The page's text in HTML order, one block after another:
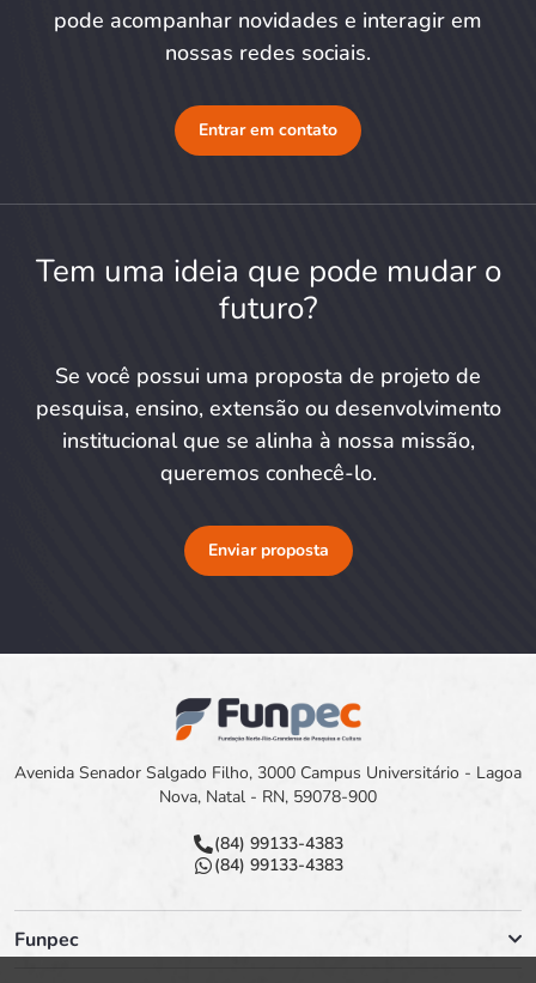
pode acompanhar novidades e interagir em
nossas redes sociais.
Entrar em contato
Tem uma ideia que pode mudar o
futuro?
Se você possui uma proposta de projeto de
pesquisa, ensino, extensão ou desenvolvimento
institucional que se alinha à nossa missão,
queremos conhecê-lo.
Enviar proposta
Avenida Senador Salgado Filho, 3000 Campus Universitário - Lagoa
Nova, Natal - RN, 59078-900
(84) 99133-4383
(84) 99133-4383
Funpec